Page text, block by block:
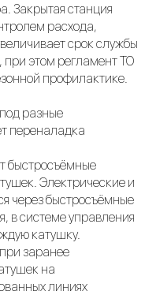
Закрытая станция
расхода,
срок службы
при этом регламент ТО
профилактике.
разные
переналадка
быстросъёмные
Электрические и
через быстросъёмные
в системе управления
катушку.
заранее
на
линиях